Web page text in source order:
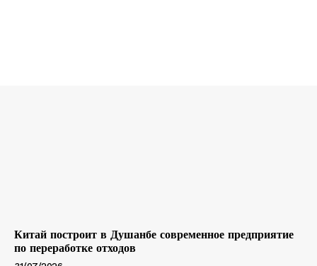
Китай построит в Душанбе современное предприятие
по переработке отходов